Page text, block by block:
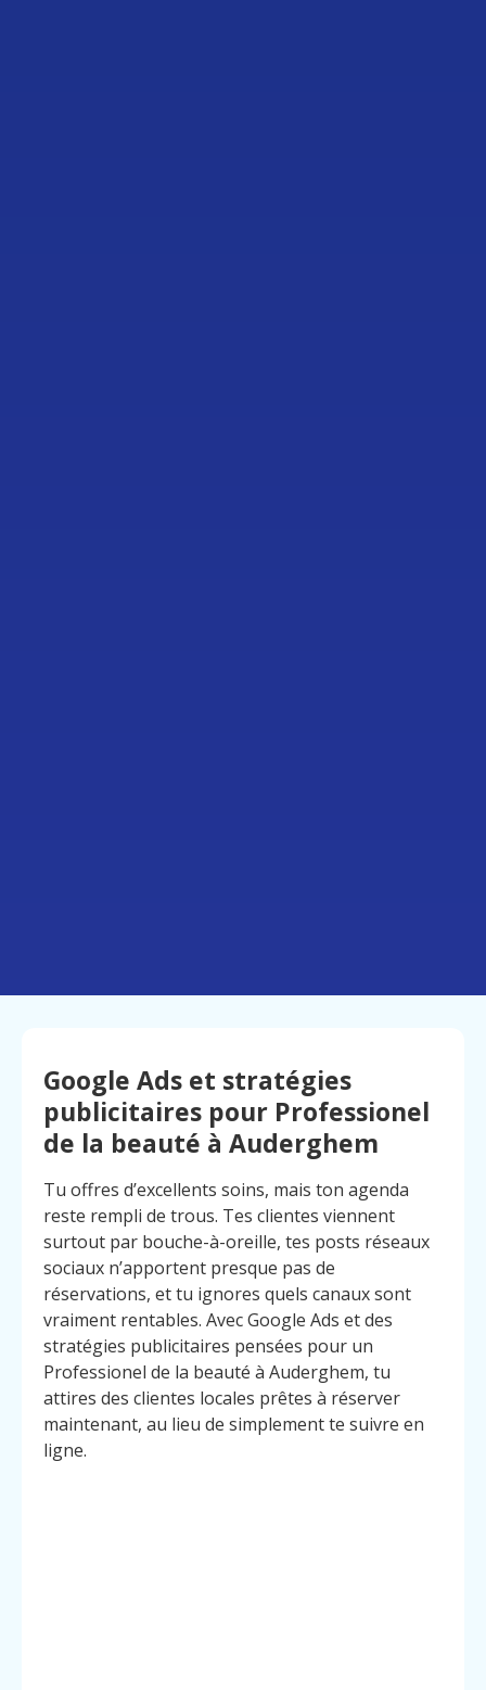
Google Ads et stratégies
publicitaires pour Professionel
de la beauté à Auderghem
Tu offres d’excellents soins, mais ton agenda
reste rempli de trous. Tes clientes viennent
surtout par bouche-à-oreille, tes posts réseaux
sociaux n’apportent presque pas de
réservations, et tu ignores quels canaux sont
vraiment rentables. Avec Google Ads et des
stratégies publicitaires pensées pour un
Professionel de la beauté à Auderghem, tu
attires des clientes locales prêtes à réserver
maintenant, au lieu de simplement te suivre en
ligne.